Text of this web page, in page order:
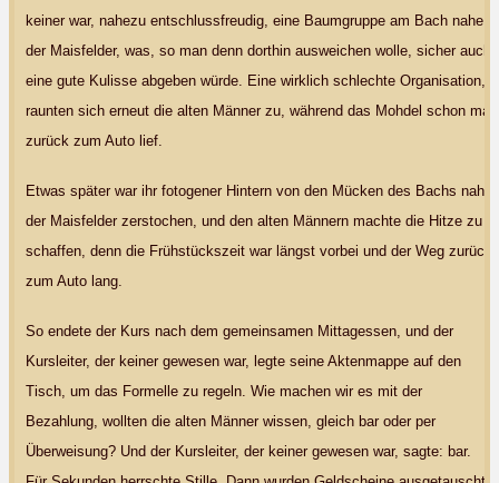
keiner war, nahezu entschlussfreudig, eine Baumgruppe am Bach nahe
der Maisfelder, was, so man denn dorthin ausweichen wolle, sicher auch
eine gute Kulisse abgeben würde. Eine wirklich schlechte Organisation,
raunten sich erneut die alten Männer zu, während das Mohdel schon mal
zurück zum Auto lief.
Etwas später war ihr fotogener Hintern von den Mücken des Bachs nahe
der Maisfelder zerstochen, und den alten Männern machte die Hitze zu
schaffen, denn die Frühstückszeit war längst vorbei und der Weg zurück
zum Auto lang.
So endete der Kurs nach dem gemeinsamen Mittagessen, und der
Kursleiter, der keiner gewesen war, legte seine Aktenmappe auf den
Tisch, um das Formelle zu regeln. Wie machen wir es mit der
Bezahlung, wollten die alten Männer wissen, gleich bar oder per
Überweisung? Und der Kursleiter, der keiner gewesen war, sagte: bar.